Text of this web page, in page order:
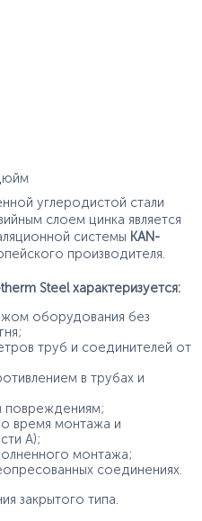
углеродистой стали
слоем цинка является
системы KAN-
производителя.
Steel характеризуется:
оборудования без
труб и соединителей от
в трубах и
повреждениям;
время монтажа и
А);
монтажа;
соединениях.
закрытого типа.